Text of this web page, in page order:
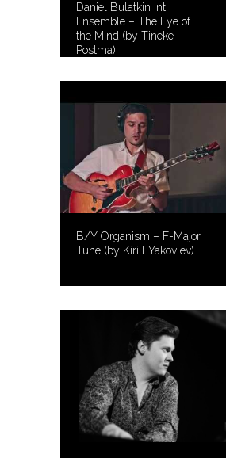
Daniel Bulatkin Int.
Ensemble – The Eye of
the Mind (by Tineke
Postma)
B/Y Organism – F-Major
Tune (by Kirill Yakovlev)